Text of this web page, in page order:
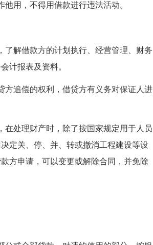
用，不得用借款进行违法活动。
了解借款方的计划执行、经营管理、财务
计报表及资料。
方追偿的权利，借贷方有义务对保证人进
在处理财产时，除了按国家规定用于人员
定关、停、并、转或撤消工程建设等设
方申请，可以变更或解除合同，并免除